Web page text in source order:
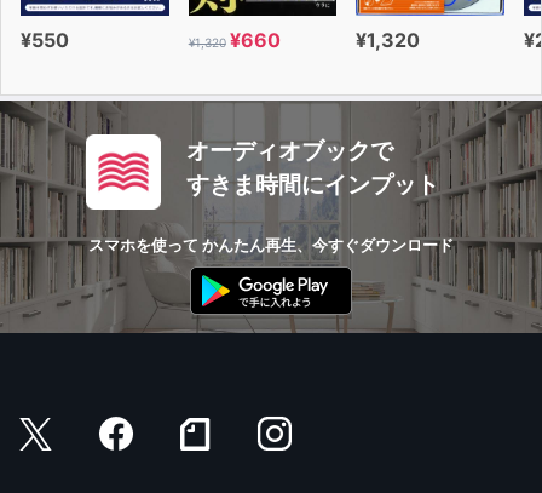
¥550 ¥1,320 ¥660 ¥1,320
オーディオブックで
すきま時間にインプット
スマホを使って かんたん再生、今すぐダウンロード